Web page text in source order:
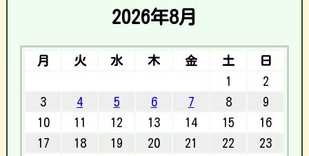
2026年8月
月 火 水 木 金 土
日
1
2
3
4 5 6 7 8
9
10
11 12 13 14 15
16
17
18 19 20 21 22
23